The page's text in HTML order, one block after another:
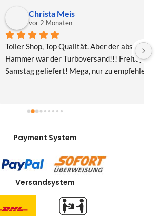
Meis
Qualität. Aber der absolute
der Turboversand!!! Freitag bestellt,
Mega, nur zu empfehlen👍
Payment System
Versandsystem